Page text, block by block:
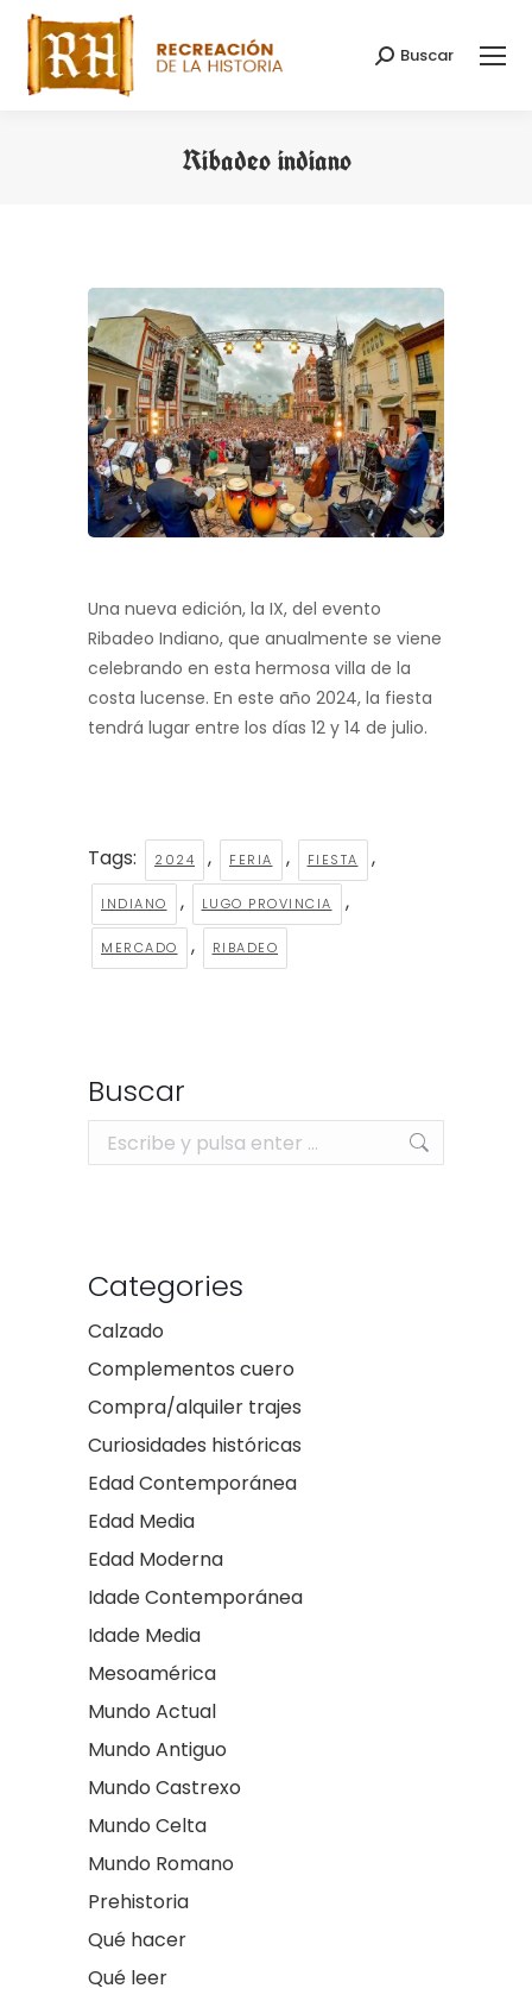
Buscar:
Buscar
Ribadeo indiano
Una nueva edición, la IX, del evento
Ribadeo Indiano, que anualmente se viene
celebrando en esta hermosa villa de la
costa lucense. En este año 2024, la fiesta
tendrá lugar entre los días 12 y 14 de julio.
Tags: 2024 , FERIA , FIESTA ,
INDIANO , LUGO PROVINCIA ,
MERCADO , RIBADEO
Buscar
Buscar:
Categories
Calzado
Complementos cuero
Compra/alquiler trajes
Curiosidades históricas
Edad Contemporánea
Edad Media
Edad Moderna
Idade Contemporánea
Idade Media
Mesoamérica
Mundo Actual
Mundo Antiguo
Mundo Castrexo
Mundo Celta
Mundo Romano
Prehistoria
Qué hacer
Qué leer